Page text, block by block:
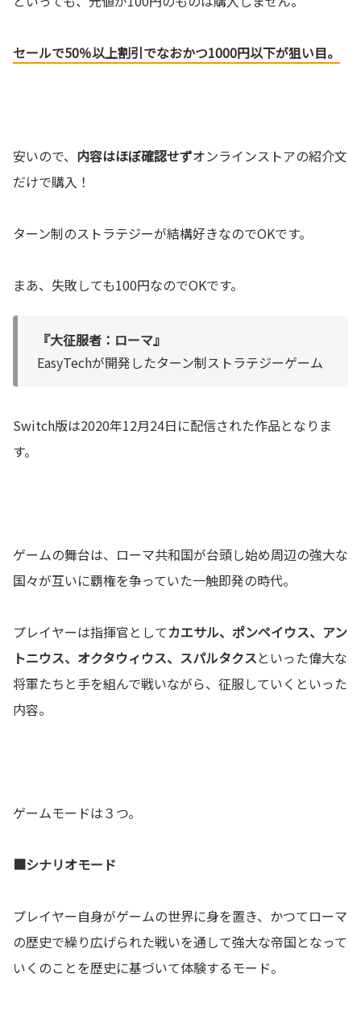
セールで50％以上割引でなおかつ1000円以下が狙い目。
安いので、 内容はほぼ確認せずオンラインストアの紹介文
だけで購入！
ターン制のストラテジーが結構好きなのでOKです。
まあ、失敗しても100円なのでOKです。
『大征服者：ローマ』
EasyTechが開発したターン制ストラテジーゲーム
Switch版は2020年12月24日に配信された作品となりま
す。
ゲームの舞台は、ローマ共和国が台頭し始め周辺の強大な
国々が互いに覇権を争っていた一触即発の時代。
プレイヤーは指揮官としてカエサル、ポンペイウス、アン
トニウス、オクタウィウス、スパルタクスといった偉大な
将軍たちと手を組んで戦いながら、征服していくといった
内容。
ゲームモードは３つ。
■シナリオモード
プレイヤー自身がゲームの世界に身を置き、かつてローマ
の歴史で繰り広げられた戦いを通して強大な帝国となって
いくのことを歴史に基づいて体験するモード。